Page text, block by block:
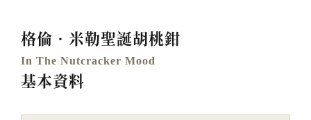
格倫‧米勒聖誕胡桃鉗
In The Nutcracker Mood
基本資料